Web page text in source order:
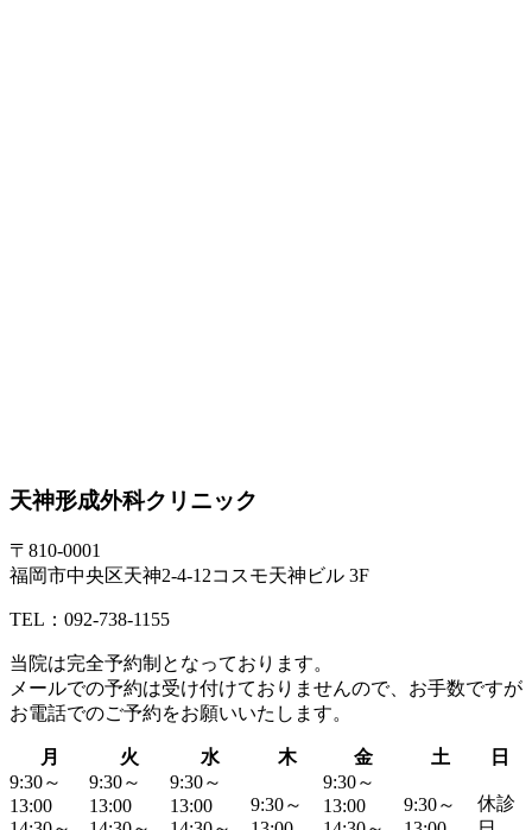
天神形成外科クリニック
〒810-0001
福岡市中央区天神2-4-12コスモ天神ビル 3F
TEL：092-738-1155
当院は完全予約制 となっております。
メールでの予約は受け付けておりませんので、お手数ですが
お電話でのご予約をお願いいたします。
月 火 水 木 金 土
日
9:30～
13:00
9:30～
13:00
9:30～
13:00
9:30～
9:30～
13:00
9:30～
休診